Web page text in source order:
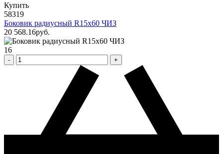
Купить
58319
Боковик радиусный R15х60 ЧИЗ
20 568.16pуб.
16